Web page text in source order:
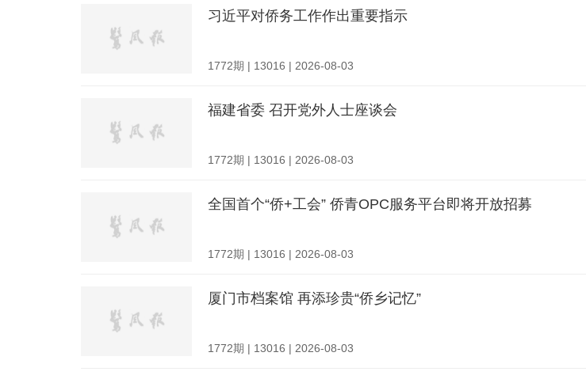
习近平对侨务工作作出重要指示
1772期 | 13016 | 2026-08-03
福建省委 召开党外人士座谈会
1772期 | 13016 | 2026-08-03
全国首个“侨+工会” 侨青OPC服务平台即将开放招募
1772期 | 13016 | 2026-08-03
厦门市档案馆 再添珍贵“侨乡记忆”
1772期 | 13016 | 2026-08-03